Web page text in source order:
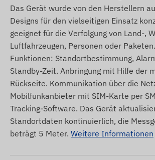
Das Gerät wurde von den Herstellern
Designs für den vielseitigen Einsatz
geeignet für die Verfolgung von Land-,
Luftfahrzeugen, Personen oder
Funktionen: Standortbestimmung,
Standby-Zeit. Anbringung mit Hilfe der
Rückseite. Kommunikation über die
Mobilfunkanbieter mit SIM-Karte per
Tracking-Software. Das Gerät
Standortdaten kontinuierlich, die
beträgt 5 Meter. Weitere Informationen